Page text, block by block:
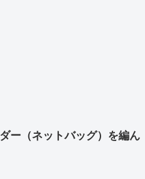
ー（ネットバッグ）を編ん